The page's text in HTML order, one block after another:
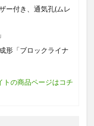
ー付き、通気孔(ムレ
形「ブロックライナ
トの商品ページはコチ